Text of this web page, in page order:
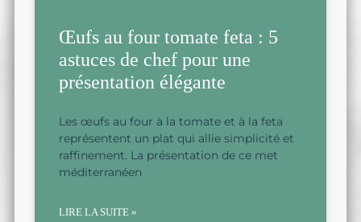
Œufs au four tomate feta : 5
astuces de chef pour une
présentation élégante
Les œufs au four à la tomate et à la feta
représentent un plat qui allie simplicité et
raffinement. La présentation de ce met
méditerranéen
LIRE LA SUITE »